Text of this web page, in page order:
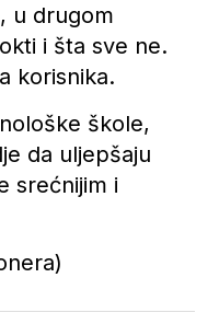
u drugom
i šta sve ne.
korisnika.
škole,
da uljepšaju
srećnijim i